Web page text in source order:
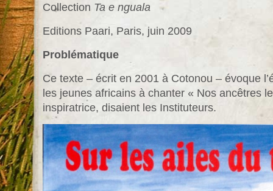
Collection Ta e nguala
Editions Paari, Paris, juin 2009
Problématique
Ce texte – écrit en 2001 à Cotonou – évoque
les jeunes africains à chanter « Nos ancêtres
inspiratrice, disaient les Instituteurs.